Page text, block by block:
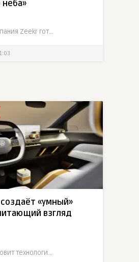
неба»
Китайская компания Zeekr готовит серьёзный апгрейд своего флагманского электрокара 001: новая архитектура 900 V, интерьер с эффектом "звёздного неба" и старт продаж 11 октября
«умный»
взгляд
Volkswagen готовит технологию Eye-Tracking, которая позволит салону понимать намерения водителя по направлению взгляда. Первые модели с системой выйдут к 2027 году